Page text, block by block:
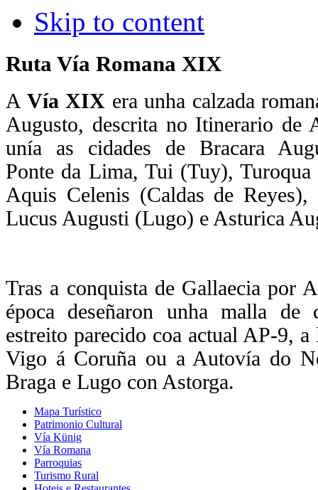
Skip to content
Ruta Vía Romana XIX
A Vía XIX era unha calzada
Augusto, descrita no Itinerario de
unía as cidades de Bracara
Ponte da Lima, Tui (Tuy), Turoqua
Aquis Celenis (Caldas de
Lucus Augusti (Lugo) e Asturica
Tras a conquista de Gallaecia por
época deseñaron unha malla de
estreito parecido coa actual AP-9,
Vigo á Coruña ou a Autovía do
Braga e Lugo con Astorga.
Mapa Turístico
Patrimonio Cultural
Vía Künig
Vía Romana
Parroquias
Turismo Rural